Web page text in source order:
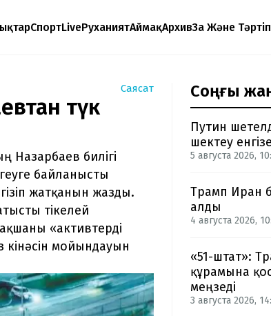
СпортLiveРуханиятАймақАрхивЗаң Және Тәртіп
Саясат
түк
билігі
байланысты
жатқанын жазды.
тікелей
ақшаны «активтерді
кінәсін мойындауын
Соңғы
Путин
шектеу
5 августа 2026,
Трамп Иран
алды
4 августа 2026,
«51-штат»:
құрамына
меңзеді
3 августа 2026,